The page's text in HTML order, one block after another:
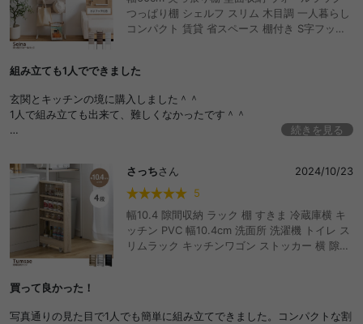
つっぱり棚 シェルフ スリム 木目調 一人暮らし
コンパクト 賃貸 省スペース 棚付き S字フック
デスク
組み立ても1人でできました
玄関とキッチンの境に購入しました＾＾
1人で組み立ても出来て、難しくなかったです＾＾
着いてたシールを剥がす際力が強く、木目が少し破けてしまったので、
シールを剥がす際は気をつけた方がいいと思います＾＾
でも、お値段的に大満足です＾＾
しっかり包装されて、商品も届きました＾＾
続きを見る
さっちさん
2024/10/23
5
幅10.4 隙間収納 ラック 棚 すきま 冷蔵庫横 キ
ッチン PVC 幅10.4cm 洗面所 洗濯機 トイレ ス
リムラック キッチンワゴン ストッカー 横 隙間
買って良かった！
写真通りの見た目で1人でも簡単に組み立てできました。コンパクトな割